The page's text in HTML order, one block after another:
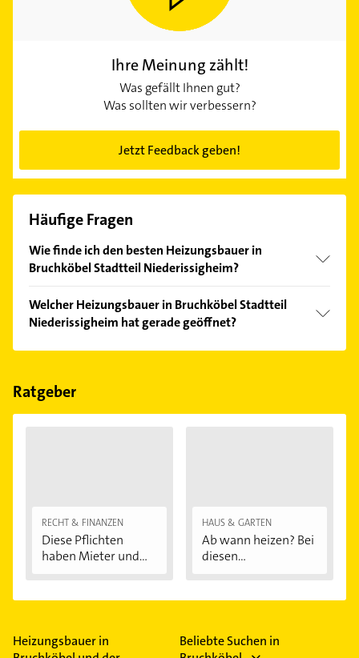
Ihre Meinung zählt!
Was gefällt Ihnen gut?
Was sollten wir verbessern?
Jetzt Feedback geben!
Häufige Fragen
Wie finde ich den besten Heizungsbauer in
Bruchköbel Stadtteil Niederissigheim?
Kundenmeinungen und profitieren Sie von den
Empfehlungen. Die Suchergebnisse können Sie sich
einfach nachBewertungensortiert anzeigen lassen.
Welcher Heizungsbauer in Bruchköbel Stadtteil
Niederissigheim hat gerade geöffnet?
Im Anbieter-Bereich finden Sie alleÖffnungszeiten.
Feiertagen abweichen können.
Ratgeber
RECHT & FINANZEN
Diese Pflichten
haben Mieter und...
HAUS & GARTEN
Ab wann heizen? Bei
diesen
Heizungsbauer in
Beliebte Suchen in